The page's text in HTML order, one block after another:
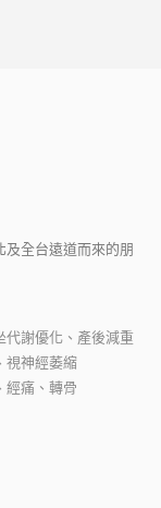
全台遠道而來的朋
代謝優化、產後減重
視神經萎縮
經痛、轉骨